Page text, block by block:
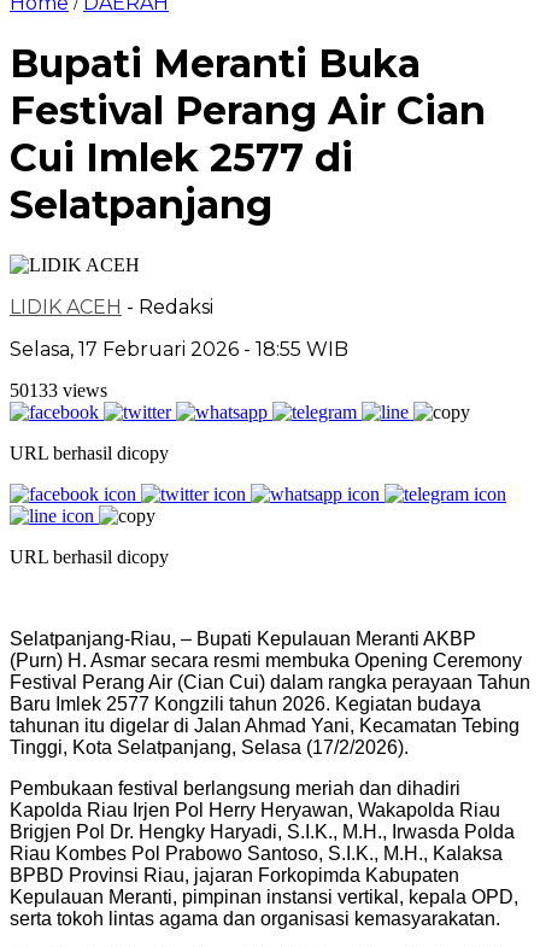
Bupati Meranti Buka
Festival Perang Air Cian
Cui Imlek 2577 di
Selatpanjang
LIDIK ACEH - Redaksi
Selasa, 17 Februari 2026 - 18:55 WIB
50133 views
URL berhasil dicopy
URL berhasil dicopy
Selatpanjang-Riau, – Bupati Kepulauan Meranti AKBP
(Purn) H. Asmar secara resmi membuka Opening Ceremony
Festival Perang Air (Cian Cui) dalam rangka perayaan Tahun
Baru Imlek 2577 Kongzili tahun 2026. Kegiatan budaya
tahunan itu digelar di Jalan Ahmad Yani, Kecamatan Tebing
Tinggi, Kota Selatpanjang, Selasa (17/2/2026).
Pembukaan festival berlangsung meriah dan dihadiri
Kapolda Riau Irjen Pol Herry Heryawan, Wakapolda Riau
Brigjen Pol Dr. Hengky Haryadi, S.I.K., M.H., Irwasda Polda
Riau Kombes Pol Prabowo Santoso, S.I.K., M.H., Kalaksa
BPBD Provinsi Riau, jajaran Forkopimda Kabupaten
Kepulauan Meranti, pimpinan instansi vertikal, kepala OPD,
serta tokoh lintas agama dan organisasi kemasyarakatan.